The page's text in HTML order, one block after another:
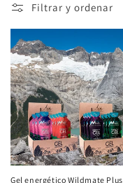
e
c
c
i
ó
n
Filtrar y ordenar
Gel energético Wildmate Plus